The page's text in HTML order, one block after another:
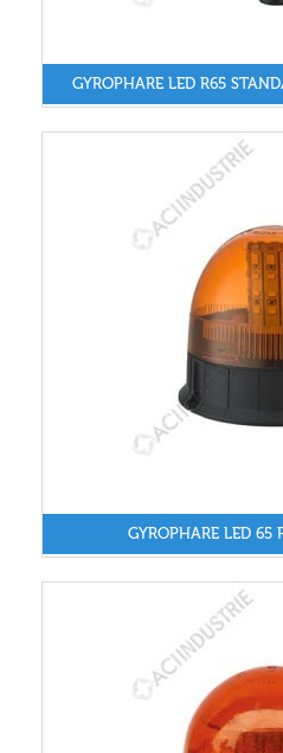
GYROPHARE LED R65
GYROPHARE LED 65